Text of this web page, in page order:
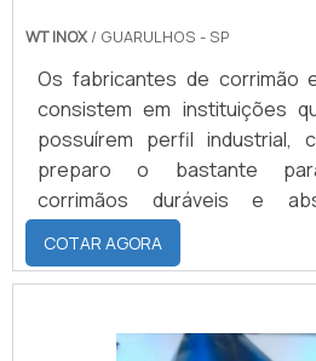
WT INOX / GUARULHOS - SP
Os fabricantes de corrimão
consistem em instituições
possuírem perfil industrial,
preparo o bastante
corrimãos duráveis e
completos em termos
vale ressaltar que os
inoxidável podem se dividir em
atrelado à construção de
COTAR AGORA